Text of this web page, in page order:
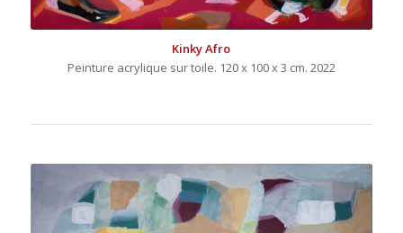
Kinky Afro
Peinture acrylique sur toile. 120 x 100 x 3 cm. 2022